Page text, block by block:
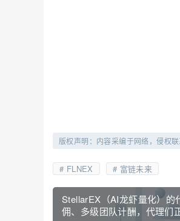
版权声明：内容采编于网络，侵权联
FLNEX 富链未来
StellarEX（AI龙虾量化）
佣、多级团队计酬，代理们